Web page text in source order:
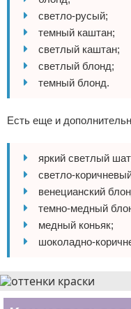
светло-русый;
темный каштан;
светлый каштан;
светлый блонд;
темный блонд.
Есть еще и
яркий светлый
светло-
венецианский
темно-медный
медный коньяк;
шоколадно-